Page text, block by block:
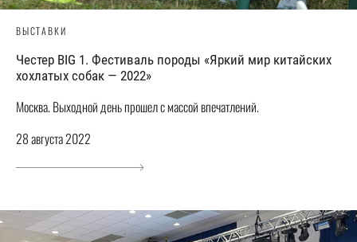
ВЫСТАВКИ
Честер BIG 1. Фестиваль породы «Яркий мир китайских
хохлатых собак — 2022»
Москва. Выходной день прошел с массой впечатлений.
28 августа 2022